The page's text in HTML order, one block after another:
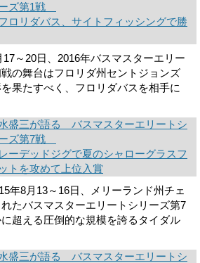
ズ第1戦
ロリダバス、サイトフィッシングで勝
17～20日、2016年バスマスターエリー
の舞台はフロリダ州セントジョンズ
果たすべく、フロリダバスを相手に
盛三が語る バスマスターエリートシ
ズ第7戦
ーデッドジグで夏のシャローグラスフ
トを攻めて上位入賞
年8月13～16日、メリーランド州チェ
たバスマスターエリートシリーズ第7
超える圧倒的な規模を誇るタイダル
盛三が語る バスマスターエリートシ